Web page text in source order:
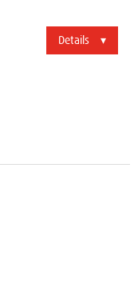
Details